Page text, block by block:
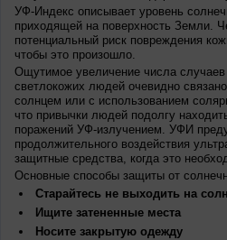
УФ-Индекс описывает уровень
приходящей на поверхность Земли.
потенциальный риск повреждения
чтобы это произошло.
Ощутимое увеличение числа
светлокожих людей очевидно
солнцем или с использованием
что привычки людей подолгу
поражений УФ-излучением. УФИ
продолжительного воздействия
защитные средства, когда это
Основные способы защиты от
Старайтесь не выходить на
Ищите затененные места
Носите закрытую одежду